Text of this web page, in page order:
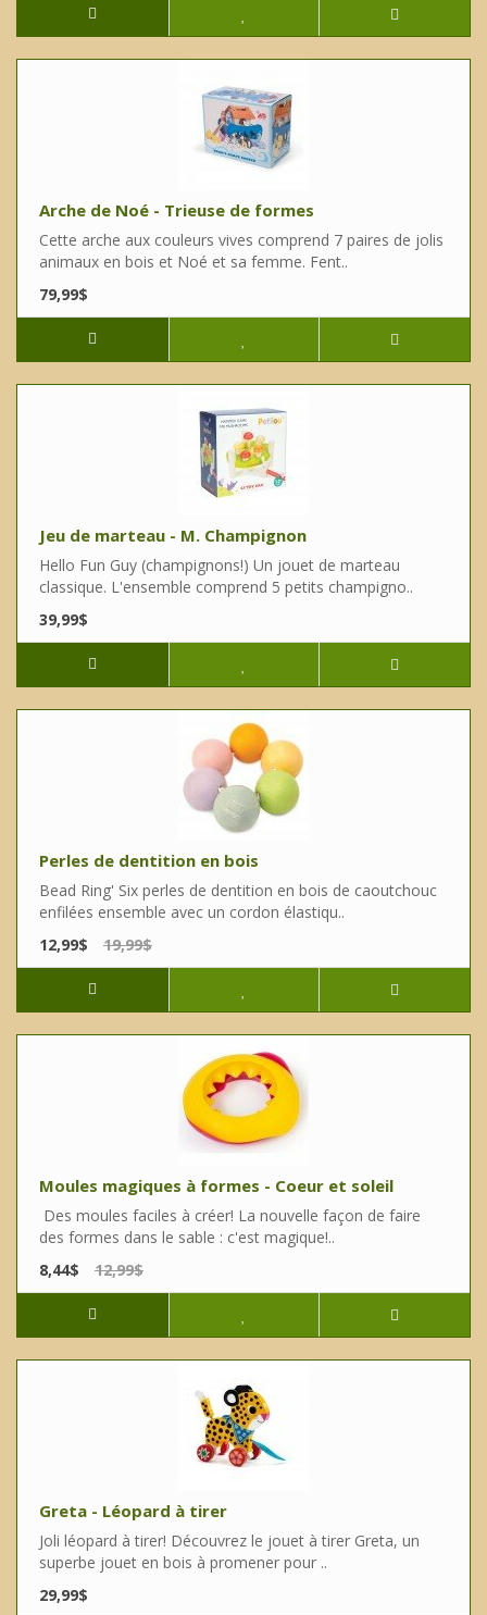
Arche de Noé - Trieuse de formes
Cette arche aux couleurs vives comprend 7 paires de jolis
animaux en bois et Noé et sa femme. Fent..
79,99$
Jeu de marteau - M. Champignon
Hello Fun Guy (champignons!) Un jouet de marteau
classique. L'ensemble comprend 5 petits champigno..
39,99$
Perles de dentition en bois
Bead Ring' Six perles de dentition en bois de caoutchouc
enfilées ensemble avec un cordon élastiqu..
12,99$
19,99$
Moules magiques à formes - Coeur et soleil
Des moules faciles à créer! La nouvelle façon de faire
des formes dans le sable : c'est magique!..
8,44$
12,99$
Greta - Léopard à tirer
Joli léopard à tirer! Découvrez le jouet à tirer Greta, un
superbe jouet en bois à promener pour ..
29,99$